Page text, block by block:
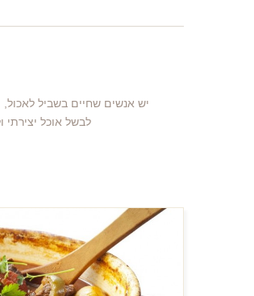
יש אנשים שחיים בשביל
לבשל אוכל יצירתי